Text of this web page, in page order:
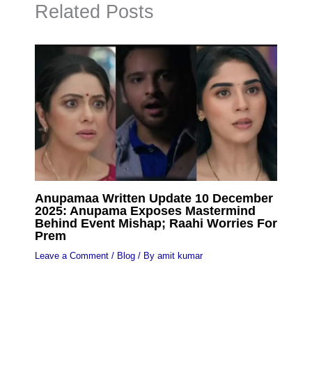
Related Posts
Anupamaa Written Update 10 December
2025: Anupama Exposes Mastermind
Behind Event Mishap; Raahi Worries For
Prem
Leave a Comment / Blog/ By amit kumar